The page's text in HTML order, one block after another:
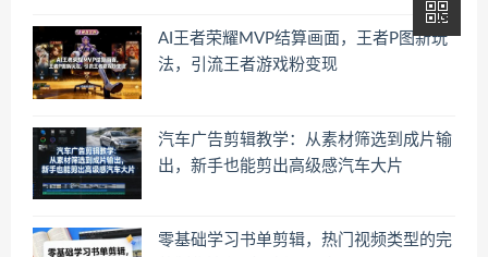
AI王者荣耀MVP结算画面，王者P图新玩
法，引流王者游戏粉变现
汽车广告剪辑教学：从素材筛选到成片输
出，新手也能剪出高级感汽车大片
零基础学习书单剪辑，热门视频类型的完